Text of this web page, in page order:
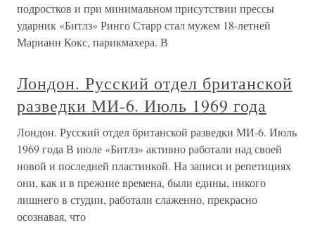
подростков и при минимальном присутствии прессы
ударник «Битлз» Ринго Старр стал мужем 18-летней
Марианн Кокс, парикмахера. В
Лондон. Русский отдел британской
разведки МИ-6. Июль 1969 года
Лондон. Русский отдел британской разведки МИ-6. Июль
1969 года В июле «Битлз» активно работали над своей
новой и последней пластинкой. На записи и репетициях
они, как и в прежние времена, были едины, никого
лишнего в студии, работали слаженно, прекрасно
осознавая, что